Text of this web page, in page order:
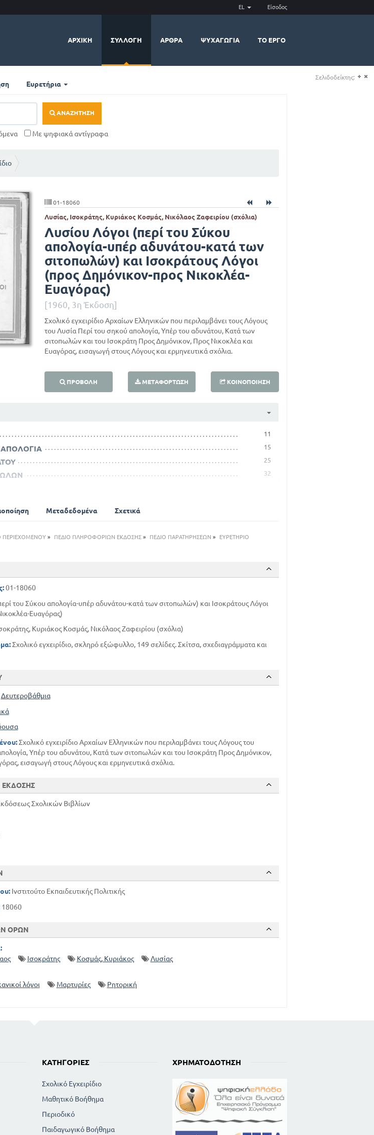
EL Είσοδος
ΑΡΧΙΚΉ ΣΥΛΛΟΓΉ ΆΡΘΡΑ ΨΥΧΑΓΩΓΊΑ ΤΟ ΈΡΓΟ
Ευρετήρια
ΑΝΑΖΉΤΗΣΗ
Με ψηφιακά αντίγραφα
01-18060
Λυσίας, Ισοκράτης, Κυριάκος Κοσμάς, Νικόλαος Ζαφειρίου (σχόλια)
Λυσίου Λόγοι (περί του Σύκου
απολογία-υπέρ αδυνάτου-κατά των
σιτοπωλών) και Ισοκράτους Λόγοι
(προς Δημόνικον-προς Νικοκλέα-
Ευαγόρας)
[1960, 3η Έκδοση]
Σχολικό εγχειρίδιο Αρχαίων Ελληνικών που περιλαμβάνει τους Λόγους
του Λυσία Περί του σηκού απολογία, Υπέρ του αδυνάτου, Κατά των
σιτοπωλών και του Ισοκράτη Προς Δημόνικον, Προς Νικοκλέα και
Ευαγόρας, εισαγωγή στους Λόγους και ερμηνευτικά σχόλια.
ΠΡΟΒΟΛΉ ΜΕΤΑΦΌΡΤΩΣΗ ΚΟΙΝΟΠΟΊΗΣΗ
11
ΑΠΟΛΟΓΙΑ 15
25
32
117
Μεταδεδομένα Σχετικά
ΠΕΡΙΕΧΟΜΕΝΟΥ» ΠΕΔΙΟ ΠΛΗΡΟΦΟΡΙΩΝ ΕΚΔΟΣΗΣ» ΠΕΔΙΟ ΠΑΡΑΤΗΡΗΣΕΩΝ »
ΕΥΡΕΤΗΡΙΟ
01-18060
του Σύκου απολογία-υπέρ αδυνάτου-κατά των σιτοπωλών) και Ισοκράτους Λόγοι
Ευαγόρας)
Κυριάκος Κοσμάς, Νικόλαος Ζαφειρίου (σχόλια)
Σχολικό εγχειρίδιο, σκληρό εξώφυλλο, 149 σελίδες. Σκίτσα, σχεδιαγράμματα και
Δευτεροβάθμια
Σχολικό εγχειρίδιο Αρχαίων Ελληνικών που περιλαμβάνει τους Λόγους του
Υπέρ του αδυνάτου, Κατά των σιτοπωλών και του Ισοκράτη Προς Δημόνικον,
εισαγωγή στους Λόγους και ερμηνευτικά σχόλια.
ΕΚΔΟΣΗΣ
Σχολικών Βιβλίων
Ινστιτούτο Εκπαιδευτικής Πολιτικής
18060
ΟΡΩΝ
Ισοκράτης Κοσμάς, Κυριάκος
Λυσίας
λόγοι Μαρτυρίες Ρητορική
ΚΑΤΗΓΟΡΊΕΣ
Σχολικό Εγχειρίδιο
Μαθητικό Βοήθημα
Περιοδικό
Παιδαγωγικό Βοήθημα
ΧΡΗΜΑΤΟΔΌΤΗΣΗ
Σελιδοδείκτης: